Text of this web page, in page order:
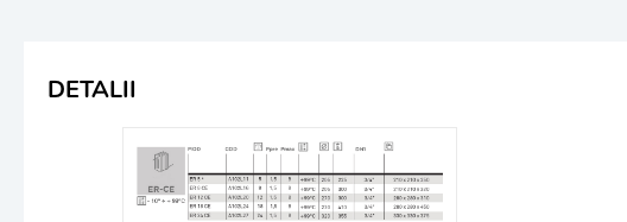
DETALII